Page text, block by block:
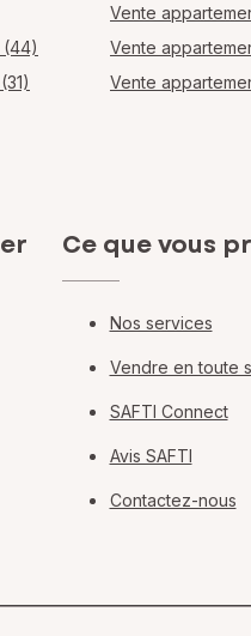
(44)
Vente
Vente
Vente
Ce que vous
Nos services
Vendre en toute
SAFTI Connect
Avis SAFTI
Contactez-nous